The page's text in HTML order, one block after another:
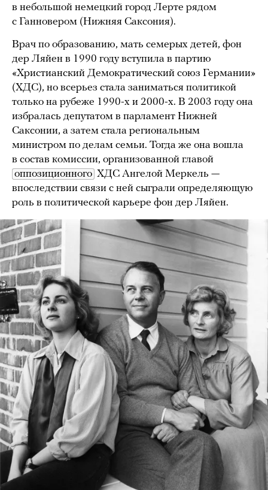
в небольшой немецкий город Лерте рядом
с Ганновером (Нижняя Саксония).
Врач по образованию, мать семерых детей, фон
дер Ляйен в 1990 году вступила в партию
«Христианский Демократический союз Германии»
(ХДС), но всерьез стала заниматься политикой
только на рубеже 1990-х и 2000-х. В 2003 году она
избралась депутатом в парламент Нижней
Саксонии, а затем стала региональным
министром по делам семьи. Тогда же она вошла
в состав комиссии, организованной главой
оппозиционного ХДС Ангелой Меркель —
впоследствии связи с ней сыграли определяющую
роль в политической карьере фон дер Ляйен.